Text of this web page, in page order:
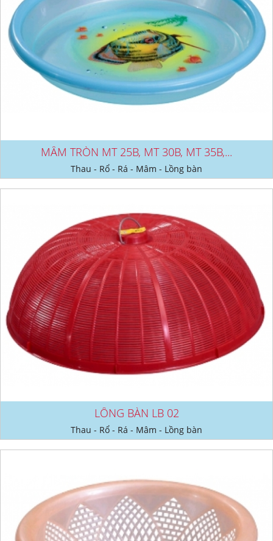
MÂM TRÒN MT 25B, MT 30B, MT 35B,...
Thau - Rổ - Rá - Mâm - Lồng bàn
LỒNG BÀN LB 02
Thau - Rổ - Rá - Mâm - Lồng bàn